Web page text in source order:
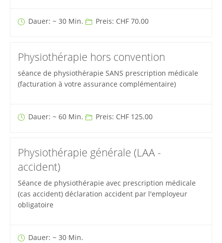
Dauer: ~ 30 Min. Preis: CHF 70.00
Physiothérapie hors convention
séance de physiothérapie SANS prescription médicale
(facturation à votre assurance complémentaire)
Dauer: ~ 60 Min. Preis: CHF 125.00
Physiothérapie générale (LAA -
accident)
Séance de physiothérapie avec prescription médicale
(cas accident) déclaration accident par l'employeur
obligatoire
Dauer: ~ 30 Min.